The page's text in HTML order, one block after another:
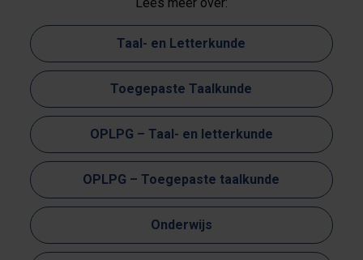
Taal- en Letterkunde
Toegepaste Taalkunde
OPLPG – Taal- en letterkunde
OPLPG – Toegepaste taalkunde
Onderwijs